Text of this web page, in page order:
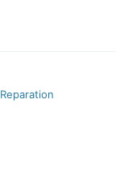
Reparation